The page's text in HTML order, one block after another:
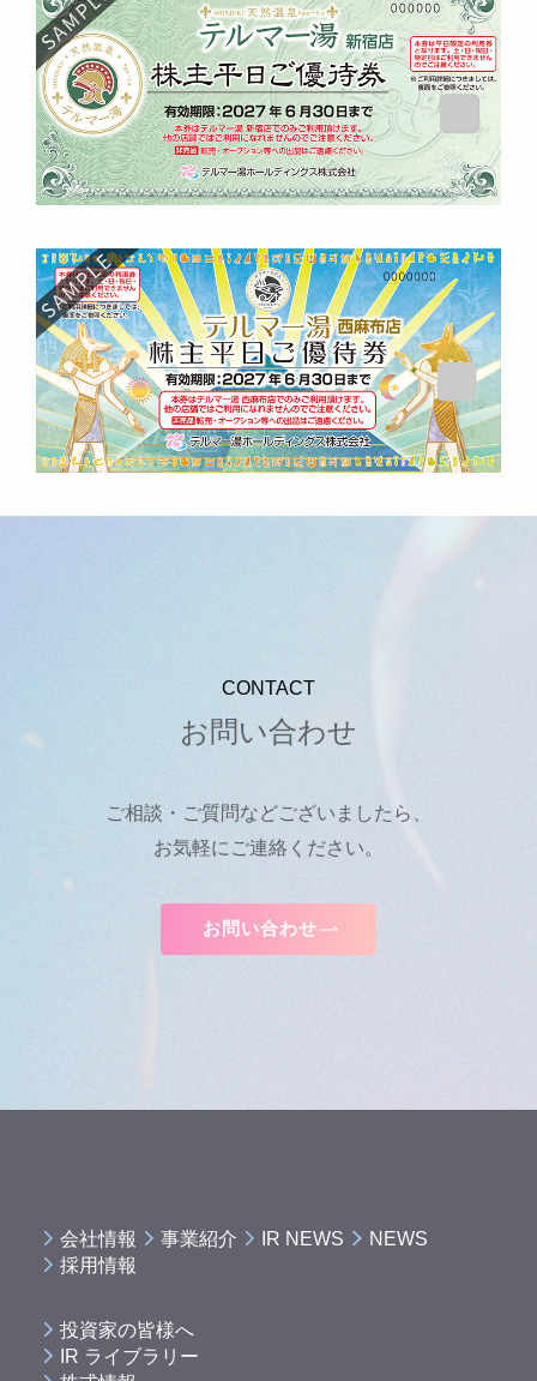
CONTACT
お問い合わせ
ご相談・ご質問などございましたら、
お気軽にご連絡ください。
お問い合わせ
会社情報 事業紹介 IR NEWS
NEWS
採用情報
投資家の皆様へ
IR ライブラリー